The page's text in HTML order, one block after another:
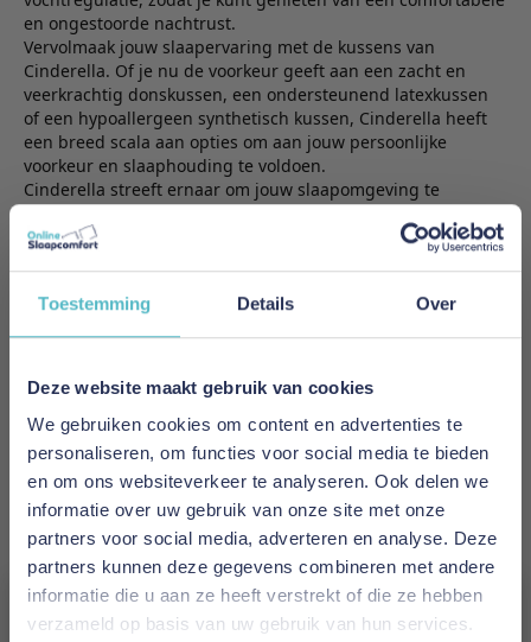
Toestemming Details Over
Deze website maakt gebruik van cookies
We gebruiken cookies om content en advertenties te
personaliseren, om functies voor social media te bieden
en om ons websiteverkeer te analyseren. Ook delen we
informatie over uw gebruik van onze site met onze
partners voor social media, adverteren en analyse. Deze
partners kunnen deze gegevens combineren met andere
informatie die u aan ze heeft verstrekt of die ze hebben
verzameld op basis van uw gebruik van hun services.
en ongestoorde nachtrust.
Vervolmaak jouw slaapervaring met de kussens van
Cinderella. Of je nu de voorkeur geeft aan een zacht en
veerkrachtig donskussen, een ondersteunend latexkussen
of een hypoallergeen synthetisch kussen, Cinderella heeft
een breed scala aan opties om aan jouw persoonlijke
voorkeur en slaaphouding te voldoen.
Cinderella streeft ernaar om jouw slaapomgeving te
detail. De producten zijn ontworpen met oog voor
ergonomie en comfort, zodat je kunt genieten van een diepe
BijSnurky.nl onderdeel van De Online Binnenstad willen we
jou helpen bij het vinden van de perfecte slaapoplossing
Cinderella. Onze deskundige medewerkers staan klaar om
je te begeleiden bij het maken van de juiste keuze die past
bij jouw slaapbehoeften en voorkeuren.
Ervaar de magie van een goede nachtrust met Cinderella.
Ontdek nu onze collectie en omhul jezelf met het comfort en
de luxe van Cinderella bij Snurky.nl onderdeel van De
Online Binnenstad.
Geen producten gevonden voor deze selectie.